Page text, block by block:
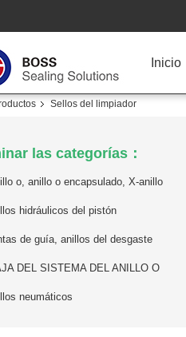
Inicio
Sellos del limpiador
las categorías：
o, anillo o encapsulado, X-anillo
hidráulicos del pistón
de guía, anillos del desgaste
DEL SISTEMA DEL ANILLO O
neumáticos